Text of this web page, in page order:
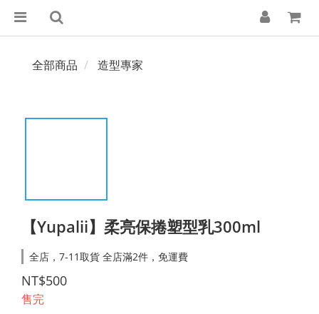
全部商品 造型專家
【Yupalii】柔亮保捲塑型乳300ml
全店，7-11取貨 全店滿2件，免運費
NT$500
售完